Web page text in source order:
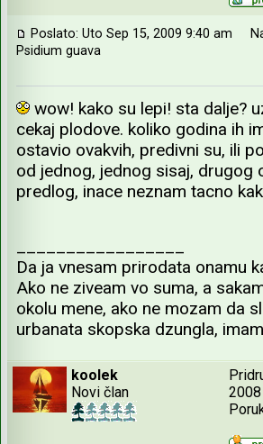
Poslato: Uto Sep 15, 2009 9:40 am
Psidium guava
wow! kako su lepi! sta dalje?
cekaj plodove. koliko godina ih
ostavio ovakvih, predivni su, ili
od jednog, jednog sisaj, drugog
predlog, inace neznam tacno
_________________
Da ja vnesam prirodata onamu
Ako ne ziveam vo suma, a
okolu mene, ako ne mozam da
urbanata skopska dzungla,
koolek
Novi član
2008